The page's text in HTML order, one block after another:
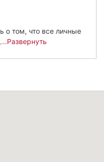
о том, что все личные
...Развернуть